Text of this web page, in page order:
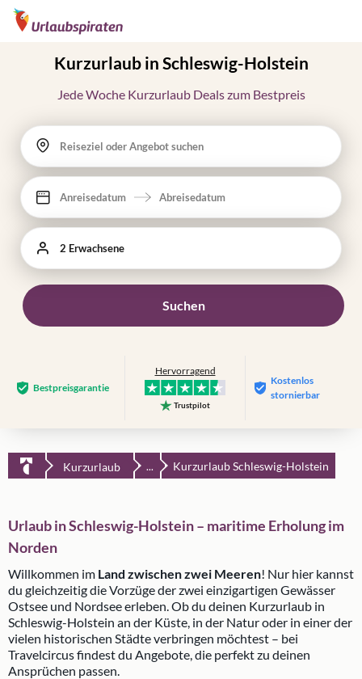
Kurzurlaub in Schleswig-Holstein
Jede Woche Kurzurlaub Deals zum Bestpreis
Reiseziel oder Angebot suchen
Anreisedatum Abreisedatum
2 Erwachsene
Suchen
Bestpreis­garantie
Hervorragend
Trustpilot
Kostenlos
stornierbar
Kurzurlaub ... Kurzurlaub Schleswig-Holstein
Urlaub in Schleswig-Holstein – maritime Erholung im
Norden
Willkommen im Land zwischen zwei Meeren! Nur hier kannst
du gleichzeitig die Vorzüge der zwei einzigartigen Gewässer
Ostsee und Nordsee erleben. Ob du deinen Kurzurlaub in
Schleswig-Holstein an der Küste, in der Natur oder in einer der
vielen historischen Städte verbringen möchtest – bei
Travelcircus findest du Angebote, die perfekt zu deinen
Ansprüchen passen.